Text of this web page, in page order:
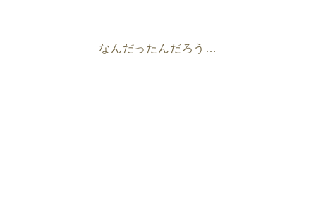
なんだったんだろう…